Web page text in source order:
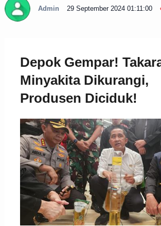
Admin 29 September 2024 01:11:00
Depok Gempar!
Minyakita Dikurangi,
Produsen Diciduk!